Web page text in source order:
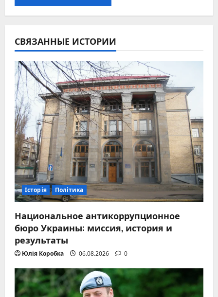
СВЯЗАННЫЕ ИСТОРИИ
Історія Політика
Национальное антикоррупционное
бюро Украины: миссия, история и
результаты
Юлія Коробка 06.08.2026 0